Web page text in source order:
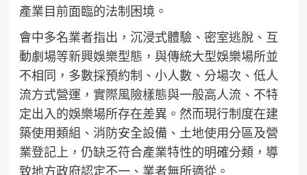
產業目前面臨的法制困境。
會中多名業者指出，沉浸式體驗、密室逃脫、互
動劇場等新興娛樂型態，與傳統大型娛樂場所並
不相同，多數採預約制、小人數、分場次、低人
流方式營運，實際風險樣態與一般高人流、不特
定出入的娛樂場所存在差異。然而現行制度在建
築使用類組、消防安全設備、土地使用分區及營
業登記上，仍缺乏符合產業特性的明確分類，導
致地方政府認定不一、業者無所適從。